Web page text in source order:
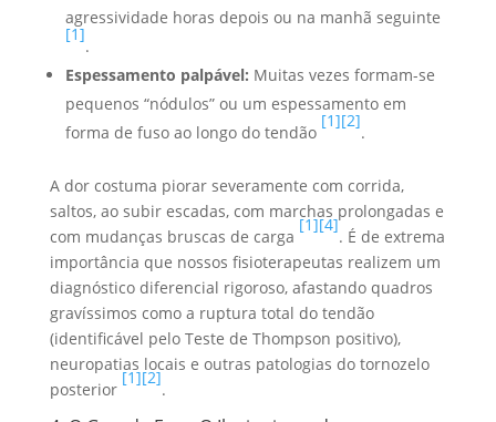
agressividade horas depois ou na manhã seguinte
[1]
.
Espessamento palpável: Muitas vezes formam-se
pequenos “nódulos” ou um espessamento em
forma de fuso ao longo do tendão
[1][2]
.
A dor costuma piorar severamente com corrida,
saltos, ao subir escadas, com marchas prolongadas e
com mudanças bruscas de carga
[1][4]
. É de extrema
importância que nossos fisioterapeutas realizem um
diagnóstico diferencial rigoroso, afastando quadros
gravíssimos como a ruptura total do tendão
(identificável pelo Teste de Thompson positivo),
neuropatias locais e outras patologias do tornozelo
posterior
[1][2]
.